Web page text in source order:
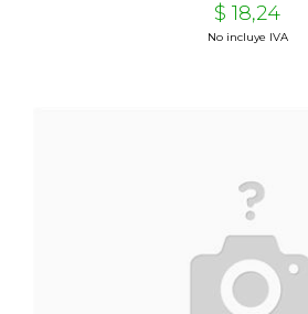
$ 18,24
No incluye IVA